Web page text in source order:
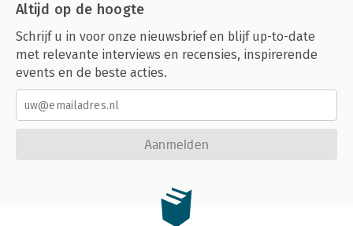
Altijd op de hoogte
Schrijf u in voor onze nieuwsbrief en blijf up-to-date
met relevante interviews en recensies, inspirerende
events en de beste acties.
Aanmelden